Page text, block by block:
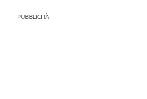
PUBBLICITÀ